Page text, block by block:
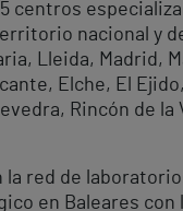
centros
nacional y
Lleida,
Elche, El
Rincón de
red de
en Baleares